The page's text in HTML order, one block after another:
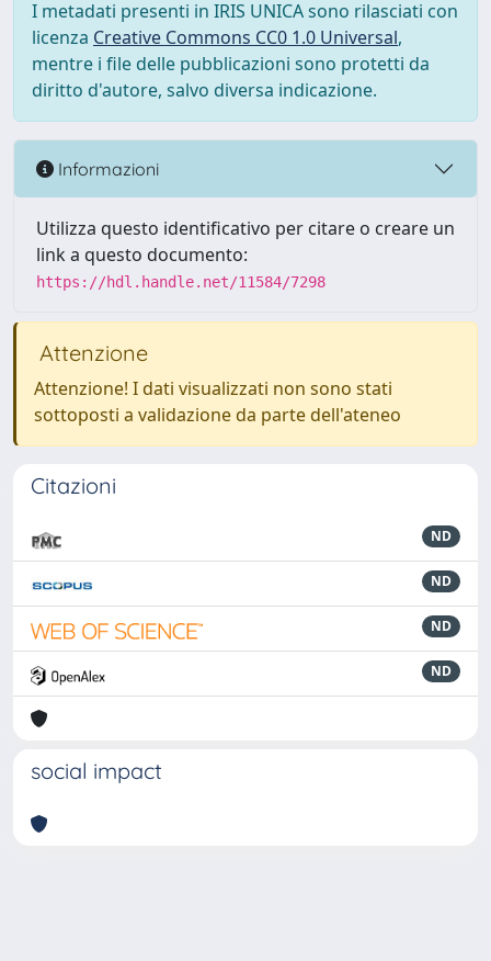
I metadati presenti in IRIS UNICA sono rilasciati con
licenza Creative Commons CC0 1.0 Universal,
mentre i file delle pubblicazioni sono protetti da
diritto d'autore, salvo diversa indicazione.
Informazioni
Utilizza questo identificativo per citare o creare un
link a questo documento:
https://hdl.handle.net/11584/7298
Attenzione
Attenzione! I dati visualizzati non sono stati
sottoposti a validazione da parte dell'ateneo
Citazioni
ND
ND
ND
ND
social impact